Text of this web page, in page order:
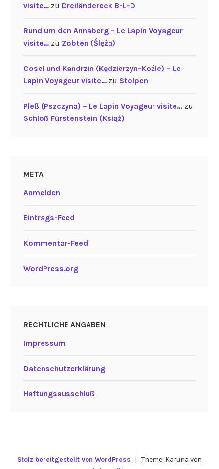
visite…zu Dreiländereck B-L-D
Rund um den Annaberg – Le Lapin Voyageur
visite…zu Zobten (Ślęża)
Cosel und Kandrzin (Kędzierzyn-Koźle) – Le
Lapin Voyageur visite…zu Stolpen
Pleß (Pszczyna) – Le Lapin Voyageur visite…zu
Schloß Fürstenstein (Książ)
META
Anmelden
Eintrags-Feed
Kommentar-Feed
WordPress.org
RECHTLICHE ANGABEN
Impressum
Datenschutzerklärung
Haftungsausschluß
Stolz bereitgestellt von WordPress | Theme: Karuna von